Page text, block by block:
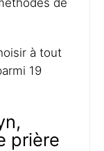
de
à tout
19
prière